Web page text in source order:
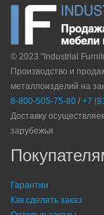
© 2023 "Industrial
Производство и
металлоизделий на
8-800-505-75-80 / +7
Доставку
зарубежья
Гарантии
Как сделать заказ